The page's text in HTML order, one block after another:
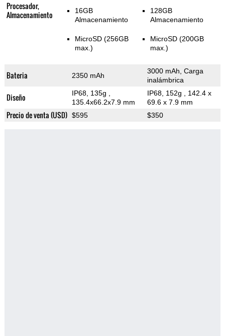
Procesador,
Almacenamiento
16GB
Almacenamiento
MicroSD (256GB
max.)
128GB
Almacenamiento
MicroSD (200GB
max.)
Bateria 2350 mAh
3000 mAh, Carga
inalámbrica
Diseño IP68, 135g
135.4x66.2x7.9 mm
IP68, 152g
, 142.4 x
69.6 x 7.9 mm
Precio de venta (USD) $595 $350